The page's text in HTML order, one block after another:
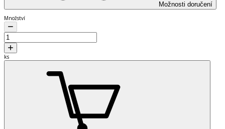
Možnosti doručení
Množství
ks